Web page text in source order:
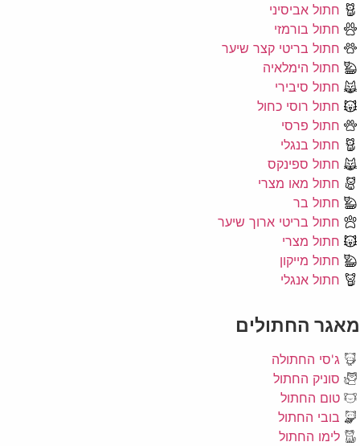
חתול אביסיני
חתול בורמזי
חתול בריטי קצר שיער
חתול הימלאיה
חתול סיבירי
חתול רוסי כחול
חתול פרסי
חתול בנגלי
חתול ספינקס
חתול מאו מצרי
חתול בר
חתול בריטי ארוך שיער
חתול מצרי
חתול מייקון
חתול אנגלי
מאגר החתולים
ג'סי החתולה
סוניק החתול
טום החתול
בובי החתול
לימו החתול